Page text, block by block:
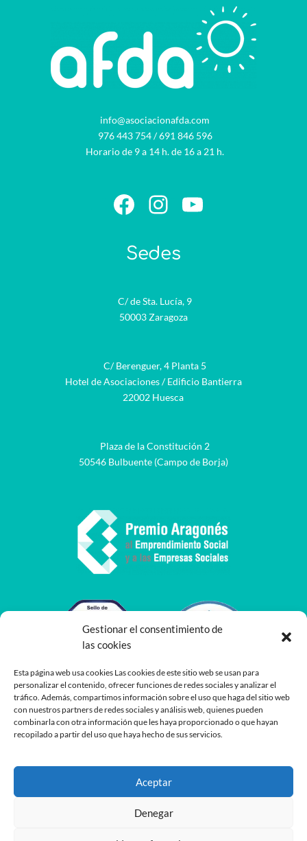
Gestionar el consentimiento de
las cookies
Esta página web usa cookies Las cookies de este sitio web se usan para
personalizar el contenido, ofrecer funciones de redes sociales y analizar el
tráfico. Además, compartimos información sobre el uso que haga del sitio web
con nuestros partners de redes sociales y análisis web, quienes pueden
combinarla con otra información que les haya proporcionado o que hayan
recopilado a partir del uso que haya hecho de sus servicios.
Aceptar
Denegar
info@asociacionafda.com
976 443 754/691 846 596
Horario de 9 a 14 h. de 16 a 21 h.
Facebook
Instagram
YouTube
Sedes
C/ de Sta. Lucía, 9
50003 Zaragoza
C/ Berenguer, 4 Planta 5
Hotel de Asociaciones / Edificio Bantierra
22002 Huesca
Plaza de la Constitución 2
50546 Bulbuente (Campo de Borja)